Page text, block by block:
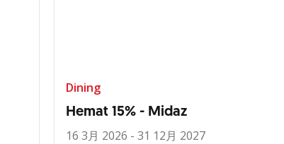
Dining
Hemat 15% - Midaz
16 3月 2026 - 31 12月 2027